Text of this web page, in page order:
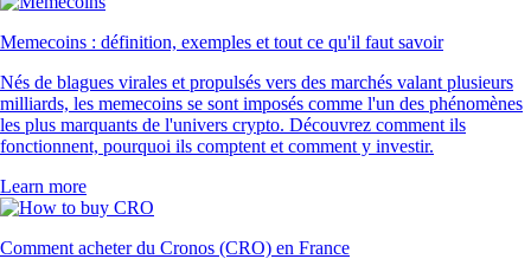
Memecoins : définition, exemples et tout ce qu'il faut savoir
Nés de blagues virales et propulsés vers des marchés valant plusieurs
milliards, les memecoins se sont imposés comme l'un des phénomènes
les plus marquants de l'univers crypto. Découvrez comment ils
fonctionnent, pourquoi ils comptent et comment y investir.
Learn more
Comment acheter du Cronos (CRO) en France